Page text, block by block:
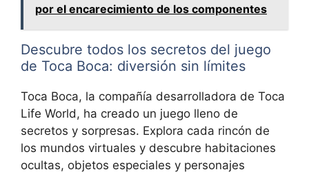
por el encarecimiento de los componentes
Descubre todos los secretos del juego
de Toca Boca: diversión sin límites
Toca Boca, la compañía desarrolladora de Toca
Life World, ha creado un juego lleno de
secretos y sorpresas. Explora cada rincón de
los mundos virtuales y descubre habitaciones
ocultas, objetos especiales y personajes